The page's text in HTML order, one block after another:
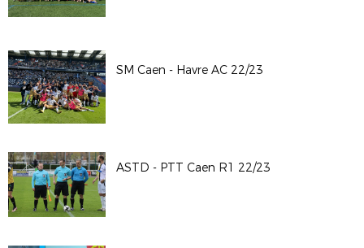
SM Caen - Havre AC 22/23
ASTD - PTT Caen R1 22/23